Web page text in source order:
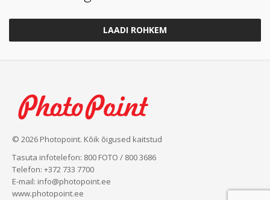
LAADI ROHKEM
© 2026 Photopoint. Kõik õigused kaitstud
Tasuta infotelefon: 800 FOTO / 800 3686
Telefon: +372 733 7700
E-mail: info@photopoint.ee
www.photopoint.ee